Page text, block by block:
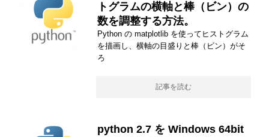
トグラムの横軸と棒（ビン）の
数を調整する方法。
Python の matplotlib を使ってヒストグラム
を描画し、横軸の目盛りと棒（ビン）がそ
ろ
記事を読む
python 2.7 を Windows 64bit